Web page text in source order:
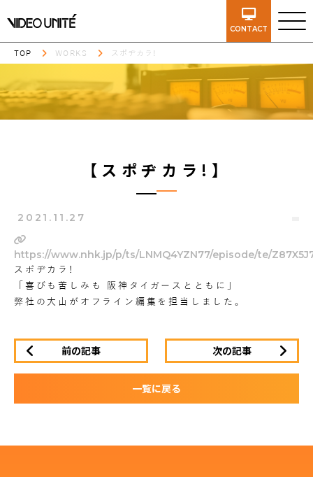
CONTACT
TOP WORKS スポヂカラ!
【スポヂカラ!】
2021.11.27
https://www.nhk.jp/p/ts/LNMQ4YZN77/episode/te/
スポヂカラ!
「喜びも苦しみも 阪神タイガースとともに」
弊社の大山がオフライン編集を担当しました。
前の記事 次の記事
一覧に戻る